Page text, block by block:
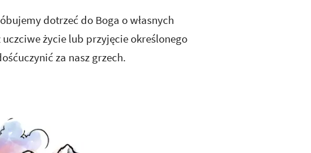
dotrzeć do Boga o własnych
uczciwe życie lub przyjęcie określonego
za nasz grzech.